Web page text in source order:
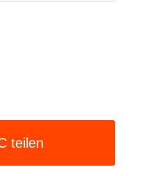
teilen